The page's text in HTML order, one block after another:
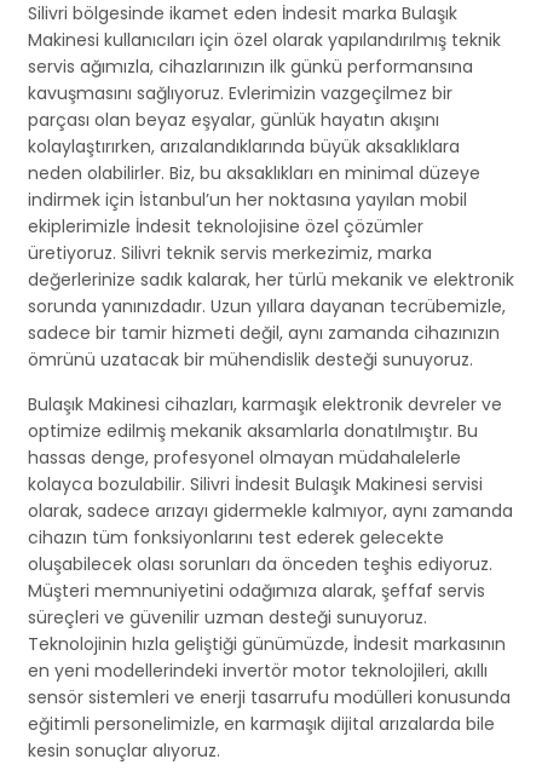
Silivri bölgesinde ikamet eden İndesit marka Bulaşık
Makinesi kullanıcıları için özel olarak yapılandırılmış teknik
servis ağımızla, cihazlarınızın ilk günkü performansına
kavuşmasını sağlıyoruz. Evlerimizin vazgeçilmez bir
parçası olan beyaz eşyalar, günlük hayatın akışını
kolaylaştırırken, arızalandıklarında büyük aksaklıklara
neden olabilirler. Biz, bu aksaklıkları en minimal düzeye
indirmek için İstanbul’un her noktasına yayılan mobil
ekiplerimizle İndesit teknolojisine özel çözümler
üretiyoruz. Silivri teknik servis merkezimiz, marka
değerlerinize sadık kalarak, her türlü mekanik ve elektronik
sorunda yanınızdadır. Uzun yıllara dayanan tecrübemizle,
sadece bir tamir hizmeti değil, aynı zamanda cihazınızın
ömrünü uzatacak bir mühendislik desteği sunuyoruz.
Bulaşık Makinesi cihazları, karmaşık elektronik devreler ve
optimize edilmiş mekanik aksamlarla donatılmıştır. Bu
hassas denge, profesyonel olmayan müdahalelerle
kolayca bozulabilir. Silivri İndesit Bulaşık Makinesi servisi
olarak, sadece arızayı gidermekle kalmıyor, aynı zamanda
cihazın tüm fonksiyonlarını test ederek gelecekte
oluşabilecek olası sorunları da önceden teşhis ediyoruz.
Müşteri memnuniyetini odağımıza alarak, şeffaf servis
süreçleri ve güvenilir uzman desteği sunuyoruz.
Teknolojinin hızla geliştiği günümüzde, İndesit markasının
en yeni modellerindeki invertör motor teknolojileri, akıllı
sensör sistemleri ve enerji tasarrufu modülleri konusunda
eğitimli personelimizle, en karmaşık dijital arızalarda bile
kesin sonuçlar alıyoruz.